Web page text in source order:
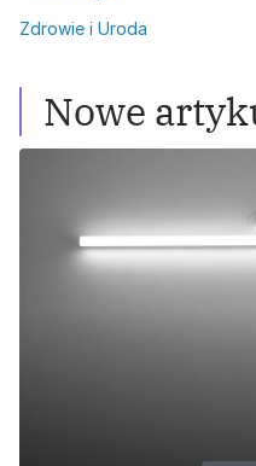
Zdrowie i Uroda
Nowe